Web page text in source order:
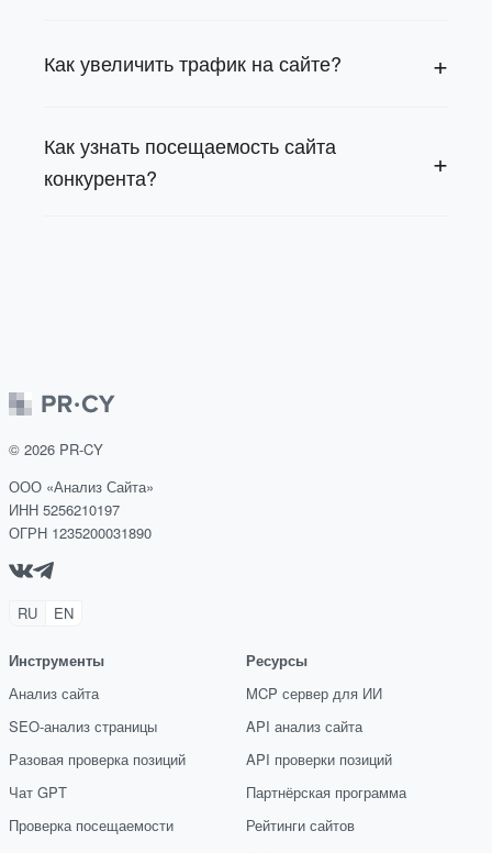
Как увеличить трафик на сайте?
Как узнать посещаемость сайта
конкурента?
© 2026 PR-CY
ООО «Анализ Сайта»
ИНН 5256210197
ОГРН 1235200031890
RU EN
Инструменты
Анализ сайта
SEO-анализ страницы
Разовая проверка позиций
Чат GPT
Проверка посещаемости
Ресурсы
MCP сервер для ИИ
API анализ сайта
API проверки позиций
Партнёрская программа
Рейтинги сайтов